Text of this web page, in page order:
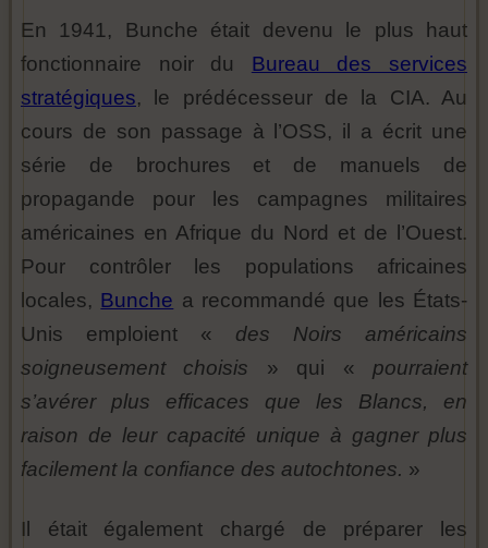
En 1941, Bunche était devenu le plus haut
fonctionnaire noir du Bureau des services
stratégiques, le prédécesseur de la CIA. Au
cours de son passage à l’OSS, il a écrit une
série de brochures et de manuels de
propagande pour les campagnes militaires
américaines en Afrique du Nord et de l’Ouest.
Pour contrôler les populations africaines
locales, Bunche a recommandé que les États-
Unis emploient « des Noirs américains
soigneusement choisis » qui «pourraient
s’avérer plus efficaces que les Blancs, en
raison de leur capacité unique à gagner plus
facilement la confiance des autochtones. »
Il était également chargé de préparer les